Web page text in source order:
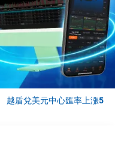
越盾兌美元中心匯率上漲5